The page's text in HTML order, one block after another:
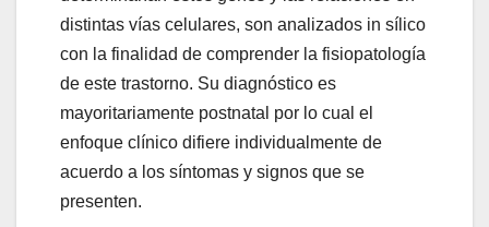
distintas vías celulares, son analizados in sílico
con la finalidad de comprender la fisiopatología
de este trastorno. Su diagnóstico es
mayoritariamente postnatal por lo cual el
enfoque clínico difiere individualmente de
acuerdo a los síntomas y signos que se
presenten.